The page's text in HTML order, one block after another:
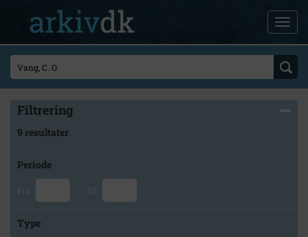
Filtrering
9 resultater
Periode
Fra Til
Type